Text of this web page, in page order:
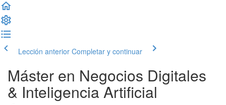
Lección anterior Completar y continuar
Máster en Negocios Digitales
& Inteligencia Artificial